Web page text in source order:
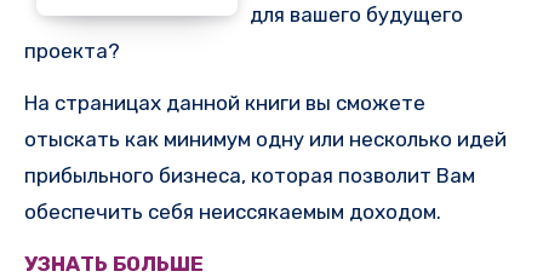
для вашего будущего
проекта?
На страницах данной книги вы сможете
отыскать как минимум одну или несколько идей
прибыльного бизнеса, которая позволит Вам
обеспечить себя неиссякаемым доходом.
УЗНАТЬ БОЛЬШЕ